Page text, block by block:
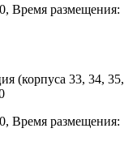
Время размещения:
(корпуса 33, 34, 35,
Время размещения: